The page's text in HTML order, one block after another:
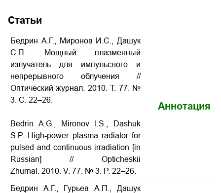
Статьи
Бедрин А.Г., Миронов И.С., Дашук
С.П. Мощный плазменный
излучатель для импульсного и
непрерывного облучения //
Оптический журнал. 2010. Т. 77. №
3. С. 22–26.
Bedrin A.G., Mironov I.S., Dashuk
S.P. High-power plasma radiator for
pulsed and continuous irradiation [in
Russian] // Opticheskii
Zhurnal. 2010. V. 77. № 3. P. 22–26.
Аннотация
Бедрин А.Г., Гурьев А.П., Дашук